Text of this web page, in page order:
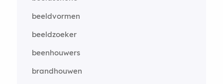
beeldvormen
beeldzoeker
beenhouwers
brandhouwen